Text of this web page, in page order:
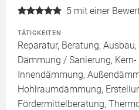
5 mit einer
TÄTIGKEITEN
Reparatur, Beratung,
Dämmung / Sanierung,
Innendämmung,
Hohlraumdämmung,
Fördermittelberatung,